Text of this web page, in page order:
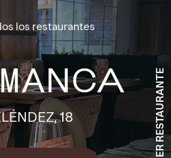
los restaurantes
VER RESTAURANTE
18